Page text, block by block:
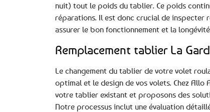
nuit) tout le poids du tablier. Ce poids
réparations. Il est donc crucial de inspecter
assurer le bon fonctionnement et la
Remplacement tablier La
Le changement du tablier de votre volet
optimal et le design de vos volets. Chez Allo
votre tablier existant et proposons des
Notre processus inclut une évaluation